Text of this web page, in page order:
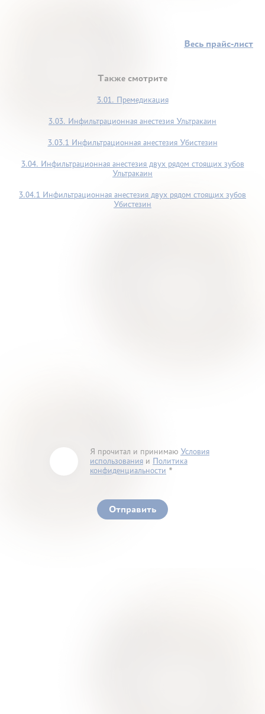
Весь прайс-лист
Также смотрите
3.01. Премедикация
3.03. Инфильтрационная анестезия Ультракаин
3.03.1 Инфильтрационная анестезия Убистезин
3.04. Инфильтрационная анестезия двух рядом стоящих зубов
Ультракаин
3.04.1 Инфильтрационная анестезия двух рядом стоящих зубов
Убистезин
Я прочитал и принимаю Условия
использования и Политика
конфиденциальности
Отправить